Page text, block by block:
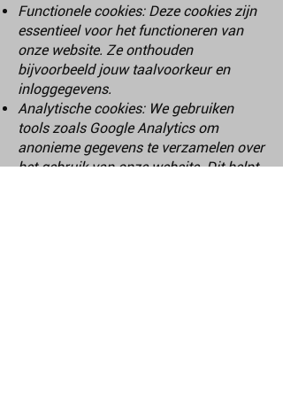
Functionele cookies: Deze cookies zijn
essentieel voor het functioneren van
onze website. Ze onthouden
bijvoorbeeld jouw taalvoorkeur en
inloggegevens.
Analytische cookies: We gebruiken
tools zoals Google Analytics om
anonieme gegevens te verzamelen over
het gebruik van onze website. Dit helpt